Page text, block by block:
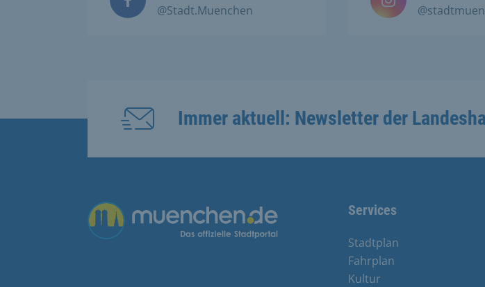
@Stadt.Muenchen
Immer aktuell: Newsletter der
Übergreifende Links Services
Stadtplan
Fahrplan
Kultur